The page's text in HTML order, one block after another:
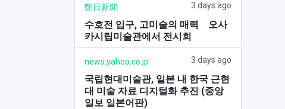
朝日新聞 3 days ago
수호전 입구, 고미술의 매력 오사
카시립미술관에서 전시회
news.yahoo.co.jp 3 days ago
국립현대미술관, 일본 내 한국 근현
대 미술 자료 디지털화 추진 (중앙
일보 일본어판)